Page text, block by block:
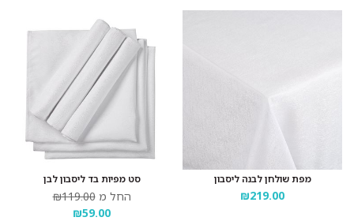
מפת שולחן לבנה ליסבון
₪219.00
סט מפיות בד ליסבון לבן
החל מ ₪119.00
₪59.00